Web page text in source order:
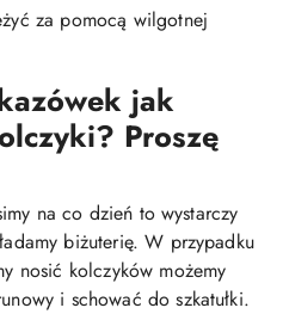
za pomocą wilgotnej
jak
Proszę
na co dzień to wystarczy
biżuterię. W przypadku
nosić kolczyków możemy
i schować do szkatułki.